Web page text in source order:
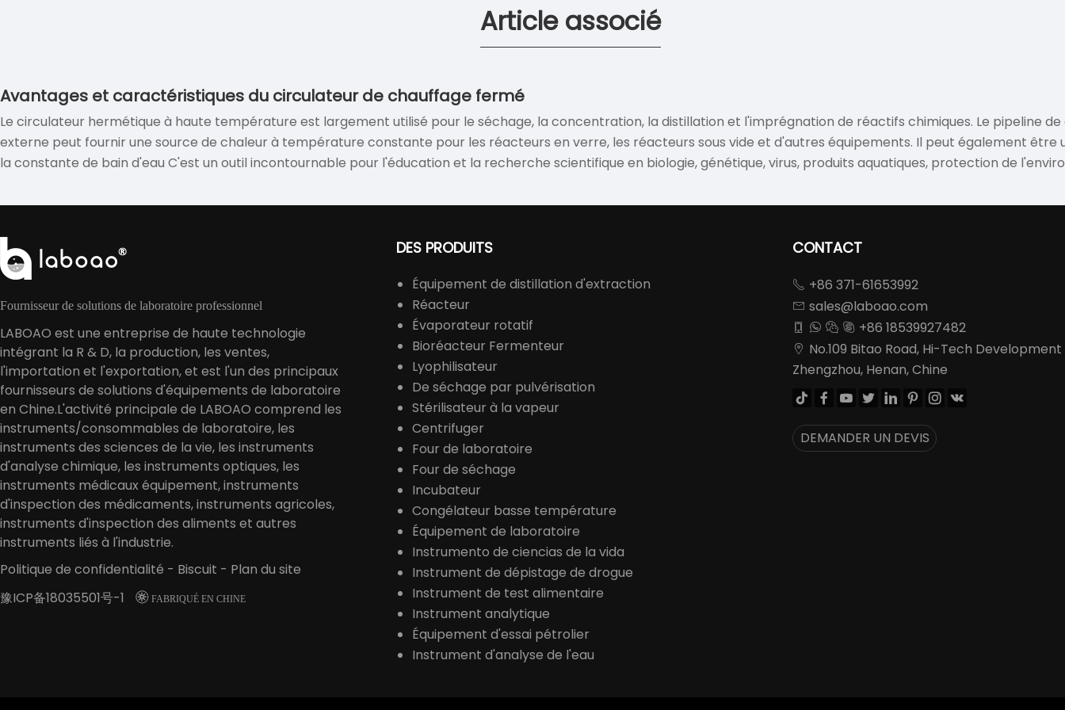
Article associé
Avantages et caractéristiques du circulateur de chauffage fermé
Le circulateur hermétique à haute température est largement utilisé pour le séchage, la concentration, la distillation et l'imprégnation de réactifs chimiques. Le pipeline
externe peut fournir une source de chaleur à température constante pour les réacteurs en verre, les réacteurs sous vide et d'autres équipements. Il peut également être
la constante de bain d'eau C'est un outil incontournable pour l'éducation et la recherche scientifique en biologie, génétique, virus, produits aquatiques, protection de
élevée dans les industries pharmaceutiques, chimiques et pétrochimiques.
Fournisseur de solutions de laboratoire professionnel
LABOAO est une entreprise de haute technologie
intégrant la R & D, la production, les ventes,
l'importation et l'exportation, et est l'un des principaux
fournisseurs de solutions d'équipements de laboratoire
en Chine.L'activité principale de LABOAO comprend les
instruments/consommables de laboratoire, les
instruments des sciences de la vie, les instruments
d'analyse chimique, les instruments optiques, les
instruments médicaux équipement, instruments
d'inspection des médicaments, instruments agricoles,
instruments d'inspection des aliments et autres
instruments liés à l'industrie.
Politique de confidentialité - Biscuit - Plan du site
豫ICP备18035501号-1
 FABRIQUÉ EN CHINE
DES PRODUITS
Équipement de distillation d'extraction
Réacteur
Évaporateur rotatif
Bioréacteur Fermenteur
Lyophilisateur
De séchage par pulvérisation
Stérilisateur à la vapeur
Centrifuger
Four de laboratoire
Four de séchage
Incubateur
Congélateur basse température
Équipement de laboratoire
Instrumento de ciencias de la vida
Instrument de dépistage de drogue
Instrument de test alimentaire
Instrument analytique
Équipement d'essai pétrolier
Instrument d'analyse de l'eau
CONTACT
 +86 371-61653992
 sales@laboao.com
    +86 18539927482
 No.109 Bitao Road, Hi-Tech Development
Zhengzhou, Henan, Chine
       
DEMANDER UN DEVIS